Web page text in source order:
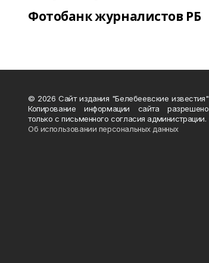
Фотобанк журналистов РБ
© 2026 Сайт издания "Белебеевские известия"
Копирование информации сайта разрешено
только с письменного согласия администрации.
Об использовании персональных данных